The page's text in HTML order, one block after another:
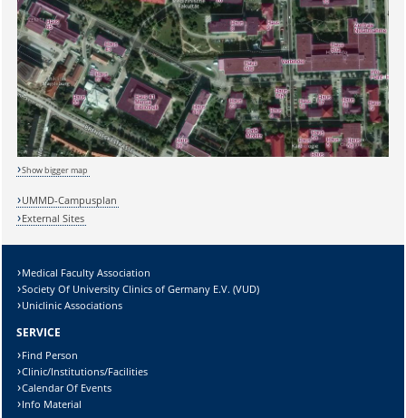
Sicherheitsabfrage:
Show bigger map
UMMD-Campusplan
External Sites
Medical Faculty Association
Society Of University Clinics of Germany E.V. (VUD)
Uniclinic Associations
SERVICE
Find Person
Clinic/Institutions/Facilities
Calendar Of Events
Info Material